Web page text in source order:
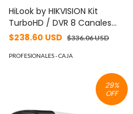
HiLook by HIKVISION Kit
TurboHD / DVR 8 Canales
1080p Lite / 8 Cámaras bala
de 20 metros / 2 fuentes de
$238.60 USD $336.06 USD
PROFESIONALES - CAJA
29%
OFF